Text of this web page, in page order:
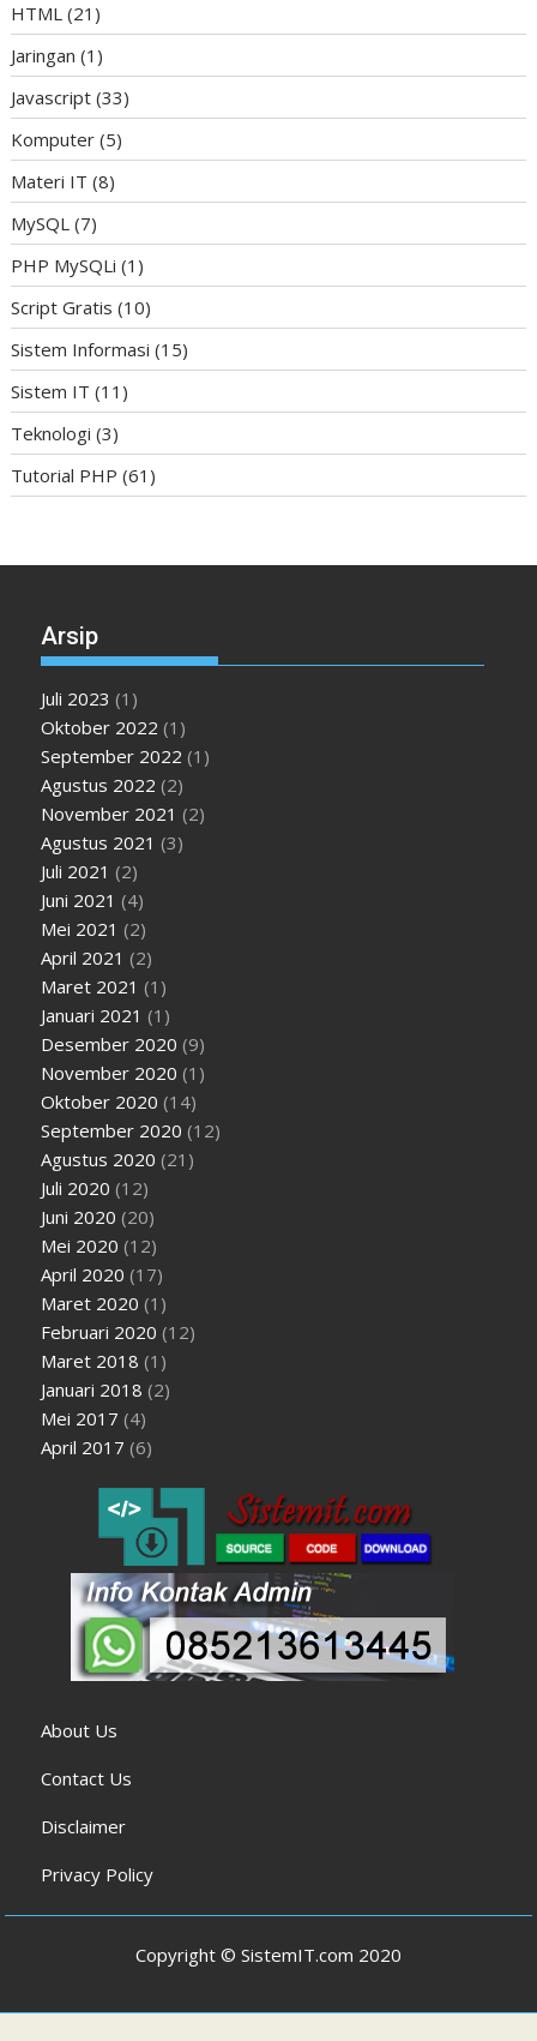
HTML (21)
Jaringan (1)
Javascript (33)
Komputer (5)
Materi IT (8)
MySQL (7)
PHP MySQLi (1)
Script Gratis (10)
Sistem Informasi (15)
Sistem IT (11)
Teknologi (3)
Tutorial PHP (61)
Arsip
Juli 2023 (1)
Oktober 2022 (1)
September 2022 (1)
Agustus 2022 (2)
November 2021 (2)
Agustus 2021 (3)
Juli 2021 (2)
Juni 2021 (4)
Mei 2021 (2)
April 2021 (2)
Maret 2021 (1)
Januari 2021 (1)
Desember 2020 (9)
November 2020 (1)
Oktober 2020 (14)
September 2020 (12)
Agustus 2020 (21)
Juli 2020 (12)
Juni 2020 (20)
Mei 2020 (12)
April 2020 (17)
Maret 2020 (1)
Februari 2020 (12)
Maret 2018 (1)
Januari 2018 (2)
Mei 2017 (4)
April 2017 (6)
About Us
Contact Us
Disclaimer
Privacy Policy
Copyright © SistemIT.com 2020